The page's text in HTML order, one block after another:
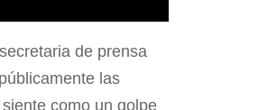
de prensa
las
como un golpe